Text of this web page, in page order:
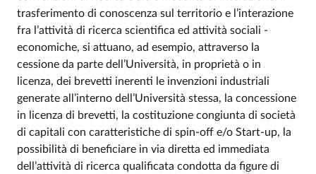
trasferimento di conoscenza sul territorio e l’interazione
fra l’attività di ricerca scientifica ed attività sociali -
economiche, si attuano, ad esempio, attraverso la
cessione da parte dell’Università, in proprietà o in
licenza, dei brevetti inerenti le invenzioni industriali
generate all’interno dell’Università stessa, la concessione
in licenza di brevetti, la costituzione congiunta di società
di capitali con caratteristiche di spin-off e/o Start-up, la
possibilità di beneficiare in via diretta ed immediata
dell’attività di ricerca qualificata condotta da figure di